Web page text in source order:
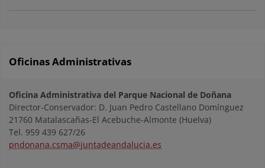
Oficinas Administrativas
Oficina Administrativa del Parque Nacional de Doñana
Director-Conservador: D. Juan Pedro Castellano Domínguez
21760 Matalascañas-El Acebuche-Almonte (Huelva)
Tel. 959 439 627/26
pndonana.csma@juntadeandalucia.es